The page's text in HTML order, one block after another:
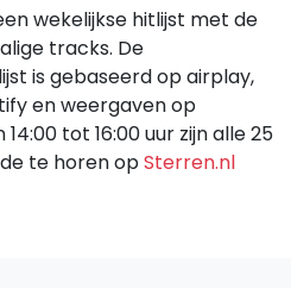
wekelijkse hitlijst met de
tracks. De
is gebaseerd op airplay,
en weergaven op
tot 16:00 uur zijn alle 25
te horen opSterren.nl